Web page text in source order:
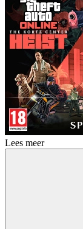
Lees meer